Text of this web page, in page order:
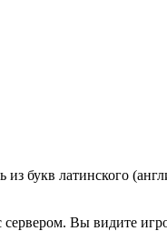
букв латинского
сервером. Вы видите